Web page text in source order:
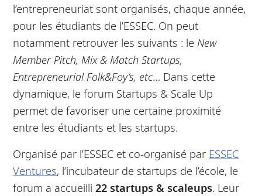
l’entrepreneuriat sont organisés, chaque année,
pour les étudiants de l’ESSEC. On peut
notamment retrouver les suivants : le New
Member Pitch, Mix & Match Startups,
Entrepreneurial Folk&Foy’s, etc… Dans cette
dynamique, le forum Startups & Scale Up
permet de favoriser une certaine proximité
entre les étudiants et les startups.
Organisé par l’ESSEC et co-organisé par ESSEC
Ventures, l’incubateur de startups de l’école, le
forum a accueilli22 startups & scaleups. Leur